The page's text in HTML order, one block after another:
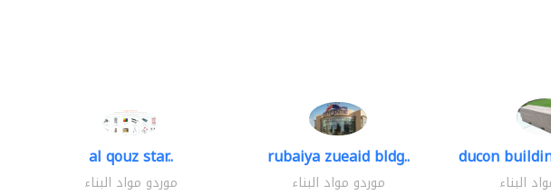
al qouz star..
موردو مواد البناء
rubaiya zueaid bldg..
موردو مواد البناء
ducon
البناء